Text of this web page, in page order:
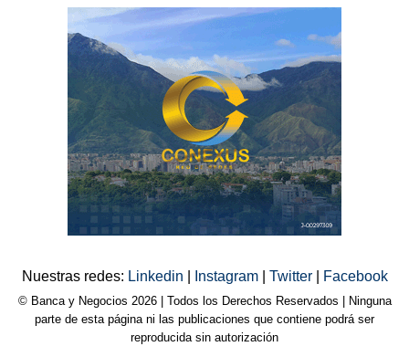
Nuestras redes: Linkedin Instagram Twitter Facebook
© Banca y Negocios 2026 | Todos los Derechos Reservados | Ninguna
parte de esta página ni las publicaciones que contiene podrá ser
reproducida sin autorización